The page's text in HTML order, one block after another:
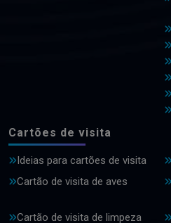
Cartões de visita
Ideias para cartões de visita
Cartão de visita de aves
Cartão de visita de limpeza